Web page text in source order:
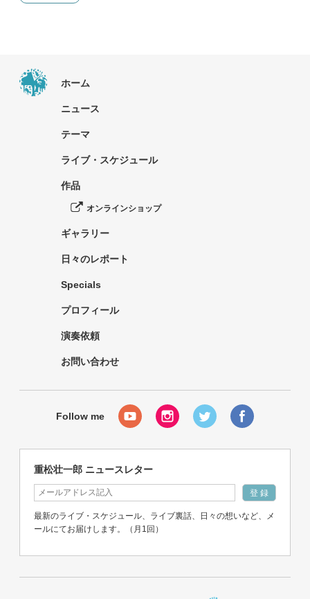
ホーム
ニュース
テーマ
ライブ・スケジュール
作品
オンラインショップ
ギャラリー
日々のレポート
Specials
プロフィール
演奏依頼
お問い合わせ
重松壮一郎 ニュースレター
最新のライブ・スケジュール、ライブ裏話、日々の想いなど、メ
ールにてお届けします。（月1回）